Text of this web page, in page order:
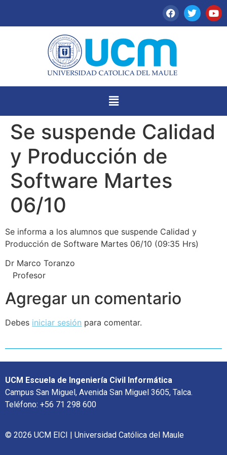
Se suspende Calidad
y Producción de
Software Martes
06/10
Se informa a los alumnos que suspende Calidad y
Producción de Software Martes 06/10 (09:35 Hrs)
Dr Marco Toranzo
Profesor
Agregar un comentario
Debes iniciar sesión para comentar.
UCM Escuela de Ingeniería Civil Informática
Campus San Miguel, Avenida San Miguel 3605, Talca.
Teléfono: +56 71 298 600
© 2026 UCM EICI | Universidad Católica del Maule